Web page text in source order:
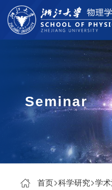
Seminar
首页 科学研究 学